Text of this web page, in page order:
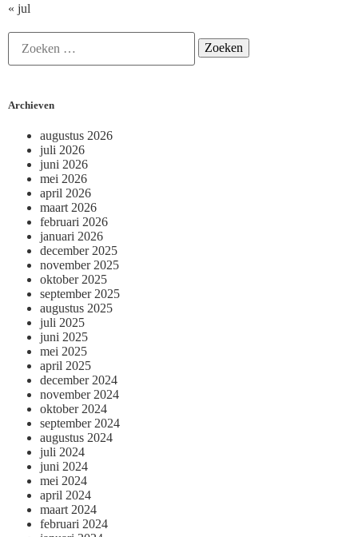
« jul
Archieven
augustus 2026
juli 2026
juni 2026
mei 2026
april 2026
maart 2026
februari 2026
januari 2026
december 2025
november 2025
oktober 2025
september 2025
augustus 2025
juli 2025
juni 2025
mei 2025
april 2025
december 2024
november 2024
oktober 2024
september 2024
augustus 2024
juli 2024
juni 2024
mei 2024
april 2024
maart 2024
februari 2024